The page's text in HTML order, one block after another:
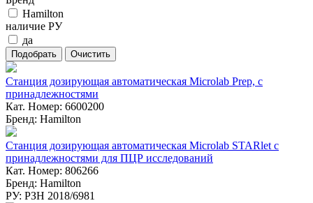
Hamilton
наличие РУ
да
Станция дозирующая автоматическая Microlab Prep, с
принадлежностями
Кат. Номер: 6600200
Бренд: Hamilton
Станция дозирующая автоматическая Microlab STARlet с
принадлежностями для ПЦР исследований
Кат. Номер: 806266
Бренд: Hamilton
РУ: РЗН 2018/6981